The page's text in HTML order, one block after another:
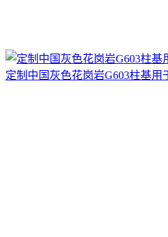
定制中国灰色花岗岩G603柱基用